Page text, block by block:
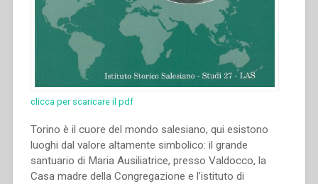
clicca per scaricare il pdf
Torino è il cuore del mondo salesiano, qui esistono
luoghi dal valore altamente simbolico: il grande
santuario di Maria Ausiliatrice, presso Valdocco, la
Casa madre della Congregazione e l’istituto di